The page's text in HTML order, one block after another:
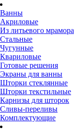
Ванны
Акриловые
Из литьевого мрамора
Стальные
Чугунные
Квариловые
Готовые решения
Экраны для ванны
Шторки стеклянные
Шторки текстильные
Карнизы для шторок
Сливы-переливы
Комплектующие